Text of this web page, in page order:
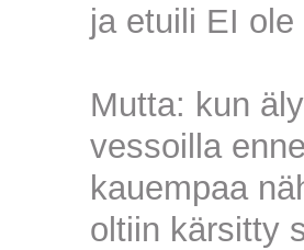
ja etuili EI
Mutta: kun
vessoilla
kauempaa
oltiin kärsitty